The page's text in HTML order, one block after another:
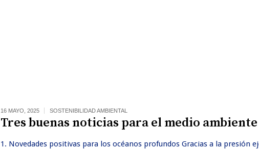
16 MAYO, 2025 SOSTENIBILIDAD AMBIENTAL
Tres buenas noticias para el medio ambiente
1. Novedades positivas para los océanos profundos Gracias a la presión